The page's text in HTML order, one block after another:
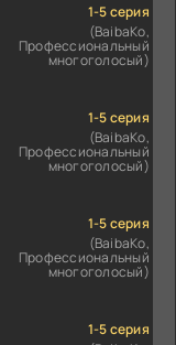
1-5 серия
(BaibaKo,
Профессиональный
многоголосый)
1-5 серия
(BaibaKo,
Профессиональный
многоголосый)
1-5 серия
(BaibaKo,
Профессиональный
многоголосый)
1-5 серия